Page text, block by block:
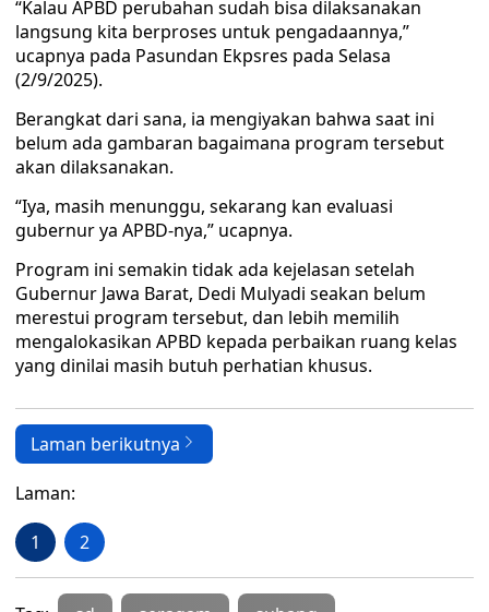
“Kalau APBD perubahan sudah bisa dilaksanakan
langsung kita berproses untuk pengadaannya,”
ucapnya pada Pasundan Ekpsres pada Selasa
(2/9/2025).
Berangkat dari sana, ia mengiyakan bahwa saat ini
belum ada gambaran bagaimana program tersebut
akan dilaksanakan.
“Iya, masih menunggu, sekarang kan evaluasi
gubernur ya APBD-nya,” ucapnya.
Program ini semakin tidak ada kejelasan setelah
Gubernur Jawa Barat, Dedi Mulyadi seakan belum
merestui program tersebut, dan lebih memilih
mengalokasikan APBD kepada perbaikan ruang kelas
yang dinilai masih butuh perhatian khusus.
Laman berikutnya
Laman:
1 2